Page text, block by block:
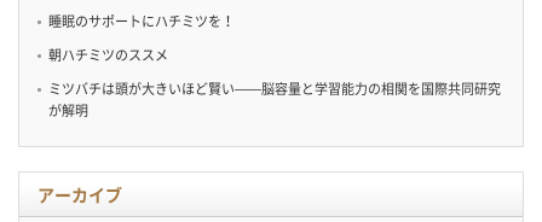
睡眠のサポートにハチミツを！
朝ハチミツのススメ
ミツバチは頭が大きいほど賢い——脳容量と学習能力の相関を国際共同研究
が解明
アーカイブ